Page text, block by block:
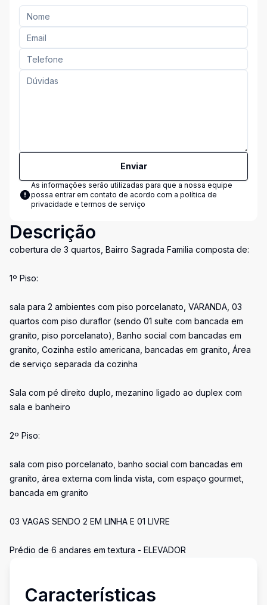
Enviar
As informações serão utilizadas para que a nossa equipe
possa entrar em contato de acordo com a política de
privacidade e termos de serviço
Descrição
cobertura de 3 quartos, Bairro Sagrada Familia composta de:
1º Piso:
sala para 2 ambientes com piso porcelanato, VARANDA, 03
quartos com piso duraflor (sendo 01 suíte com bancada em
granito, piso porcelanato), Banho social com bancadas em
granito, Cozinha estilo americana, bancadas em granito, Área
de serviço separada da cozinha
Sala com pé direito duplo, mezanino ligado ao duplex com
sala e banheiro
2º Piso:
sala com piso porcelanato, banho social com bancadas em
granito, área externa com linda vista, com espaço gourmet,
bancada em granito
03 VAGAS SENDO 2 EM LINHA E 01 LIVRE
Prédio de 6 andares em textura - ELEVADOR
Características